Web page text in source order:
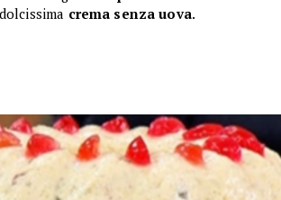
dolcissima crema senza uova.